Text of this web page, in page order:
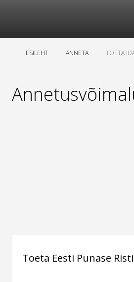
ESILEHT ANNETA TOETA
Toeta Eesti Punase